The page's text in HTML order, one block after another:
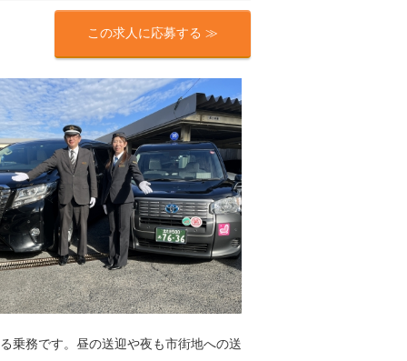
この求人に応募する ≫
乗務です。昼の送迎や夜も市街地への送